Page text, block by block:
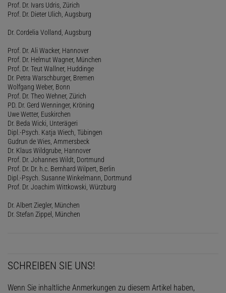
Prof. Dr. Ivars Udris, Zürich
Prof. Dr. Dieter Ulich, Augsburg
Dr. Cordelia Volland, Augsburg
Prof. Dr. Ali Wacker, Hannover
Prof. Dr. Helmut Wagner, München
Prof. Dr. Teut Wallner, Huddinge
Dr. Petra Warschburger, Bremen
Wolfgang Weber, Bonn
Prof. Dr. Theo Wehner, Zürich
PD. Dr. Gerd Wenninger, Kröning
Uwe Wetter, Euskirchen
Dr. Beda Wicki, Unterägeri
Dipl.-Psych. Katja Wiech, Tübingen
Gudrun de Wies, Ammersbeck
Dr. Klaus Wildgrube, Hannover
Prof. Dr. Johannes Wildt, Dortmund
Prof. Dr. Dr. h.c. Bernhard Wilpert, Berlin
Dipl.-Psych. Susanne Winkelmann, Dortmund
Prof. Dr. Joachim Wittkowski, Würzburg
Dr. Albert Ziegler, München
Dr. Stefan Zippel, München
SCHREIBEN SIE UNS!
Wenn Sie inhaltliche Anmerkungen zu diesem Artikel haben,